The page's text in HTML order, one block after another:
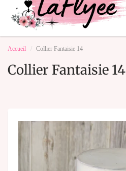
Accueil Collier Fantaisie 14
Collier Fantaisie 14